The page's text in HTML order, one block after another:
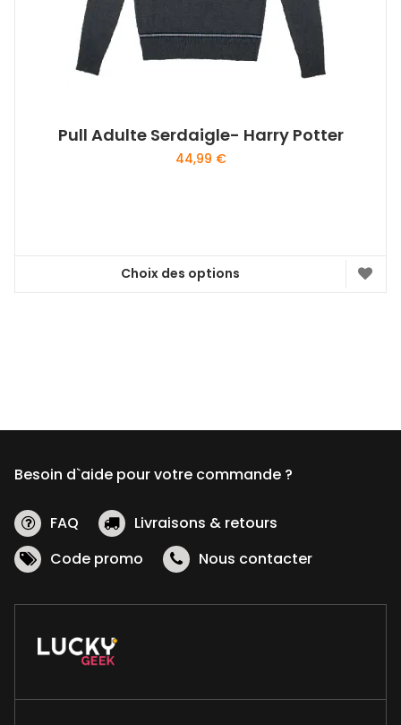
Pull Adulte Serdaigle- Harry Potter
44,99 €
Choix des options
Ce
peuvent
choisies
la
du
Besoin d`aide pour votre commande ?
FAQ
Livraisons & retours
Code promo
Nous contacter